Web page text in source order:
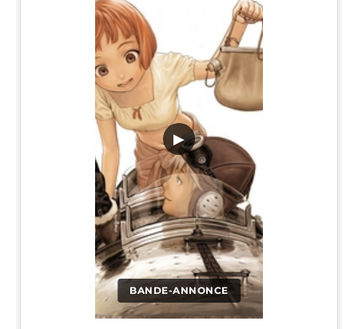
BANDE-ANNONCE
▶